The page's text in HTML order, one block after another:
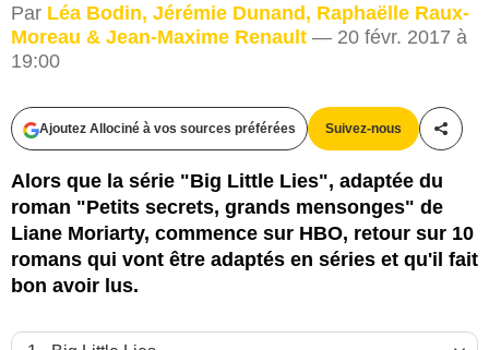
Par Léa Bodin, Jérémie Dunand, Raphaëlle Raux-
Moreau & Jean-Maxime Renault — 20 févr. 2017 à
19:00
Ajoutez Allociné à vos sources préférées Suivez-nous
Alors que la série "Big Little Lies", adaptée du
roman "Petits secrets, grands mensonges" de
Liane Moriarty, commence sur HBO, retour sur 10
romans qui vont être adaptés en séries et qu'il fait
bon avoir lus.